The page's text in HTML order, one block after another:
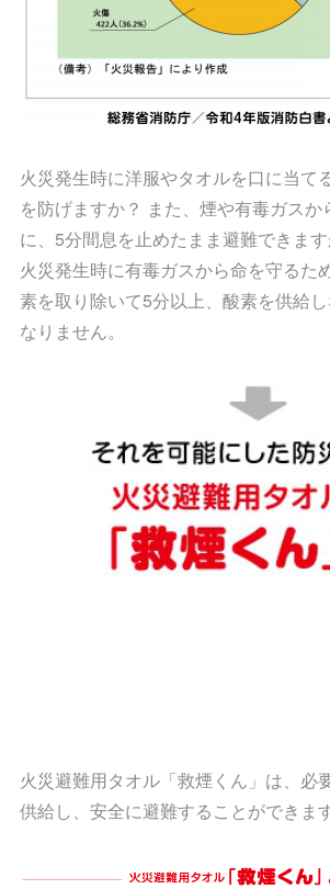
火災発生時に洋服やタオルを口に当て
を防げますか？ また、煙や有毒ガスか
に、5分間息を止めたまま避難できます
火災発生時に有毒ガスから命を守るた
素を取り除いて5分以上、酸素を供給
なりません。
火災避難用タオル「救煙くん」は、必
供給し、安全に避難することができます